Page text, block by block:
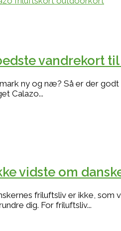
vandrekort
ny og næ? Så er der
Calazo...
vidste om
friluftsliv er ikke,
dig. For friluftsliv...